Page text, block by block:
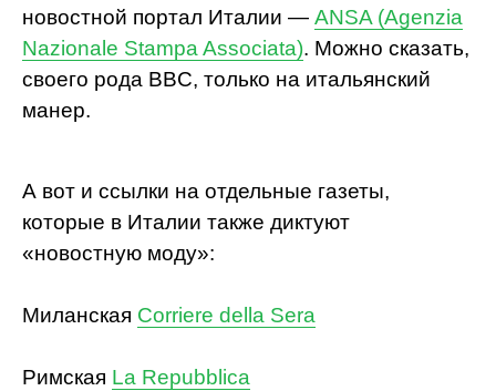
новостной портал Италии — ANSA (Agenzia
Nazionale Stampa Associata). Можно сказать,
своего рода BBC, только на итальянский
манер.
А вот и ссылки на отдельные газеты,
которые в Италии также диктуют
«новостную моду»:
Миланская Corriere della Sera
Римская La Repubblica